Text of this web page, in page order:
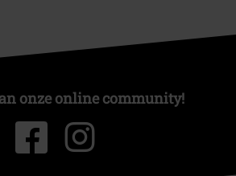
onze online community!